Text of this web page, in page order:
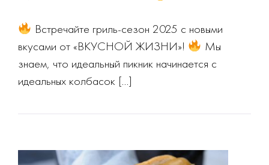
Встречайте гриль-сезон 2025 с новыми
вкусами от «ВКУСНОЙ ЖИЗНИ»!
Мы
знаем, что идеальный пикник начинается с
идеальных колбасок […]